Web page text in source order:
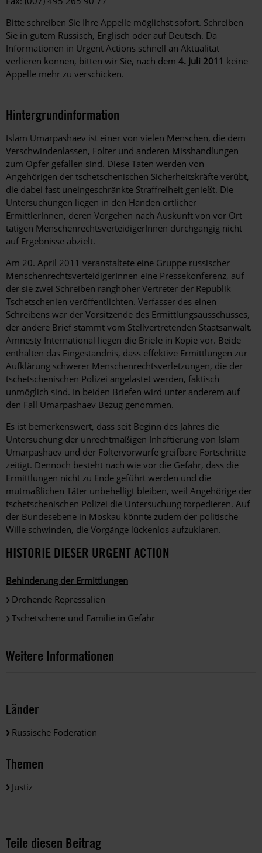
Bitte schreiben Sie Ihre Appelle möglichst sofort. Schreiben
Sie in gutem Russisch, Englisch oder auf Deutsch. Da
Informationen in Urgent Actions schnell an Aktualität
verlieren können, bitten wir Sie, nach dem 4. Juli 2011 keine
Appelle mehr zu verschicken.
Hintergrundinformation
Hintergrund
Islam Umarpashaev ist einer von vielen Menschen, die dem
Verschwindenlassen, Folter und anderen Misshandlungen
zum Opfer gefallen sind. Diese Taten werden von
Angehörigen der tschetschenischen Sicherheitskräfte verübt,
die dabei fast uneingeschränkte Straffreiheit genießt. Die
Untersuchungen liegen in den Händen örtlicher
ErmittlerInnen, deren Vorgehen nach Auskunft von vor Ort
tätigen MenschenrechtsverteidigerInnen durchgängig nicht
auf Ergebnisse abzielt.
Am 20. April 2011 veranstaltete eine Gruppe russischer
MenschenrechtsverteidigerInnen eine Pressekonferenz, auf
der sie zwei Schreiben ranghoher Vertreter der Republik
Tschetschenien veröffentlichten. Verfasser des einen
Schreibens war der Vorsitzende des Ermittlungsausschusses,
der andere Brief stammt vom Stellvertretenden Staatsanwalt.
Amnesty International liegen die Briefe in Kopie vor. Beide
enthalten das Eingeständnis, dass effektive Ermittlungen zur
Aufklärung schwerer Menschenrechtsverletzungen, die der
tschetschenischen Polizei angelastet werden, faktisch
unmöglich sind. In beiden Briefen wird unter anderem auf
den Fall Umarpashaev Bezug genommen.
Es ist bemerkenswert, dass seit Beginn des Jahres die
Untersuchung der unrechtmäßigen Inhaftierung von Islam
Umarpashaev und der Foltervorwürfe greifbare Fortschritte
zeitigt. Dennoch besteht nach wie vor die Gefahr, dass die
Ermittlungen nicht zu Ende geführt werden und die
mutmaßlichen Täter unbehelligt bleiben, weil Angehörige der
tschetschenischen Polizei die Untersuchung torpedieren. Auf
der Bundesebene in Moskau könnte zudem der politische
Wille schwinden, die Vorgänge lückenlos aufzuklären.
HISTORIE DIESER URGENT ACTION
Behinderung der Ermittlungen
Drohende Repressalien
Tschetschene und Familie in Gefahr
Weitere Informationen
Länder
Russische Föderation
Themen
Justiz
Teile diesen Beitrag